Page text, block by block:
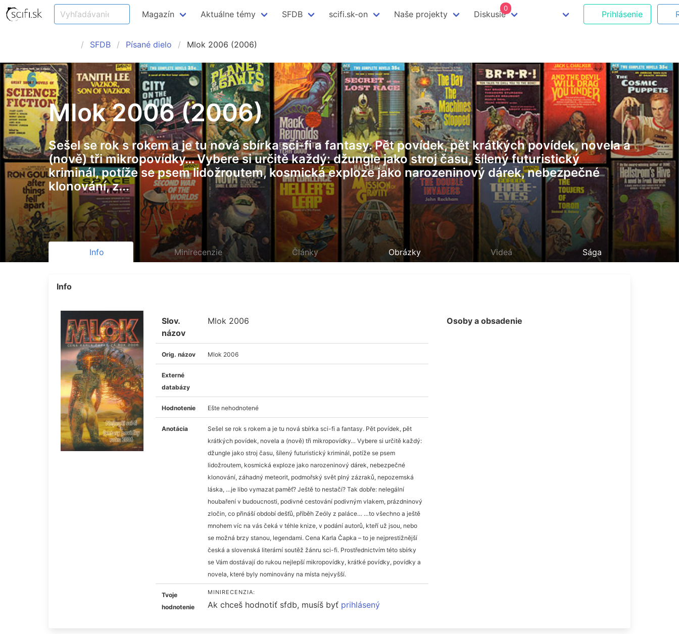
Magazín Aktuálne témy SFDB scifi.sk-on Naše projekty Diskusie
0
Prihlásenie
SFDB Písané dielo Mlok 2006 (2006)
Mlok 2006 (2006)
Sešel se rok s rokem a je tu nová sbírka sci-fi a fantasy. Pět povídek, pět krátkých povídek, novela a
(nově) tři mikropovídky… Vybere si určitě každý: džungle jako stroj času, šílený futuristický
kriminál, potíže se psem lidožroutem, kosmická exploze jako narozeninový dárek, nebezpečné
klonování, z...
Info Minirecenzie Články Obrázky Videá Sága
Info
Slov.
názov
Mlok 2006
Orig. názov Mlok 2006
Externé
databázy
Hodnotenie Ešte nehodnotené
Anotácia
Sešel se rok s rokem a je tu nová sbírka sci-fi a fantasy. Pět povídek, pět
krátkých povídek, novela a (nově) tři mikropovídky… Vybere si určitě každý:
džungle jako stroj času, šílený futuristický kriminál, potíže se psem
lidožroutem, kosmická exploze jako narozeninový dárek, nebezpečné
klonování, záhadný meteorit, podmořský svět plný zázraků, nepozemská
láska, …je libo vymazat paměť? Ještě to nestačí? Tak dobře: nelegální
houbaření v budoucnosti, podivné cestování podivným vlakem, prázdninový
zločin, co přináší období dešťů, příběh Zeóly z paláce… …to všechno a ještě
mnohem víc na vás čeká v téhle knize, v podání autorů, kteří už jsou, nebo
se možná brzy stanou, legendami. Cena Karla Čapka – to je nejprestižnější
česká a slovenská literární soutěž žánru sci-fi. Prostřednictvím této sbírky
se Vám dostávají do rukou nejlepší mikropovídky, krátké povídky, povídky a
novela, které byly nominovány na místa nejvyšší.
Tvoje
hodnotenie
MINIRECENZIA:
Ak chceš hodnotiť sfdb, musíš byť prihlásený
Osoby a obsadenie